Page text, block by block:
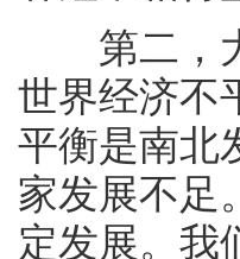
第二，大
世界经济不
平衡是南北
家发展不足
定发展。我